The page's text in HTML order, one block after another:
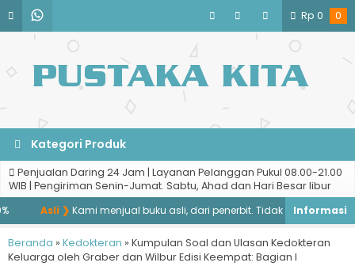
Rp 0 0
Kategori Produk
Penjualan Daring 24 Jam | Layanan Pelanggan Pukul 08.00-21.00
WIB | Pengiriman Senin-Jumat. Sabtu, Ahad dan Hari Besar libur
Asli ❯Kami menjual buku asli, dari penerbit. Tidak menjual buku
Beranda » Kedokteran » Kumpulan Soal dan Ulasan Kedokteran
Keluarga oleh Graber dan Wilbur Edisi Keempat: Bagian I